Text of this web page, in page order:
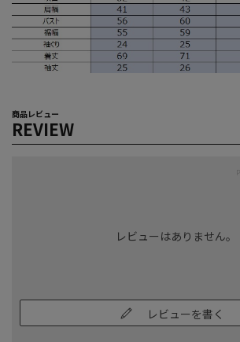
商品レビュー
REVIEW
レビューはありません。
レビューを書く